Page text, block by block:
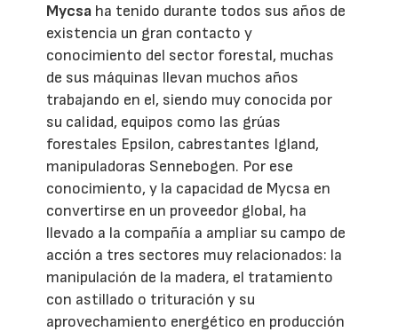
Mycsa ha tenido durante todos sus años de
existencia un gran contacto y
conocimiento del sector forestal, muchas
de sus máquinas llevan muchos años
trabajando en el, siendo muy conocida por
su calidad, equipos como las grúas
forestales Epsilon, cabrestantes Igland,
manipuladoras Sennebogen. Por ese
conocimiento, y la capacidad de Mycsa en
convertirse en un proveedor global, ha
llevado a la compañía a ampliar su campo de
acción a tres sectores muy relacionados: la
manipulación de la madera, el tratamiento
con astillado o trituración y su
aprovechamiento energético en producción